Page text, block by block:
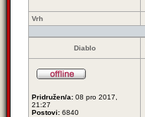
Vrh
Diablo
Pridružen/a: 08 pro 2017,
21:27
Postovi: 6840